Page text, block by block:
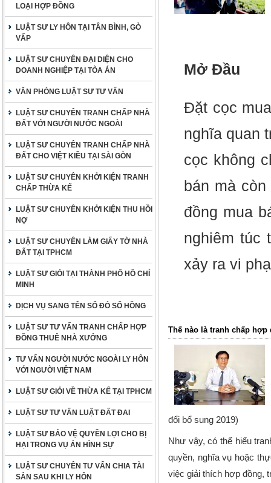
LOẠI HỢP ĐỒNG
LUẬT SƯ LY HÔN TẠI TÂN BÌNH, GÒ
VẤP
LUẬT SƯ CHUYÊN ĐẠI DIỆN CHO
DOANH NGHIỆP TẠI TÒA ÁN
VĂN PHÒNG LUẬT SƯ TƯ VẤN
LUẬT SƯ CHUYÊN TRANH CHẤP NHÀ
ĐẤT VỚI NGƯỜI NƯỚC NGOÀI
LUẬT SƯ CHUYÊN TRANH CHẤP NHÀ
ĐẤT CHO VIỆT KIỀU TẠI SÀI GÒN
LUẬT SƯ CHUYÊN KHỞI KIỆN TRANH
CHẤP THỪA KẾ
LUẬT SƯ CHUYÊN KHỞI KIỆN THU HỒI
NỢ
LUẬT SƯ CHUYÊN LÀM GIẤY TỜ NHÀ
ĐẤT TẠI TPHCM
LUẬT SƯ GIỎI TẠI THÀNH PHỐ HỒ CHÍ
MINH
DỊCH VỤ SANG TÊN SỔ ĐỎ SỔ HỒNG
LUẬT SƯ TƯ VẤN TRANH CHẤP HỢP
ĐỒNG THUÊ NHÀ XƯỞNG
TƯ VẤN NGƯỜI NƯỚC NGOÀI LY HÔN
VỚI NGƯỜI VIỆT NAM
LUẬT SƯ GIỎI VỀ THỪA KẾ TẠI TPHCM
LUẬT SƯ TƯ VẤN LUẬT ĐẤT ĐAI
LUẬT SƯ BẢO VỆ QUYỀN LỢI CHO BỊ
HẠI TRONG VỤ ÁN HÌNH SỰ
LUẬT SƯ CHUYÊN TƯ VẤN CHIA TÀI
SẢN SAU KHI LY HÔN
Mở Đầu
Đặt cọc
nghĩa quan
cọc không
bán mà
đồng mua
nghiêm túc
xảy ra vi
Thế nào là tranh chấp
đổi bổ sung 2019)
Như vậy, có thể hiểu
quyền, nghĩa vụ hoặc
việc giải thích hợp đồng,